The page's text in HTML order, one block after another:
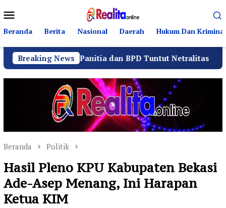
ke
kontenMobile
Beranda Berita Nasional Daerah Hukum Dan Kriminal
Breaking News
Panitia dan BPD Tuntut Netralitas Komando
Beranda Politik
Hasil Pleno KPU Kabupaten Bekasi
Ade-Asep Menang, Ini Harapan
Ketua KIM